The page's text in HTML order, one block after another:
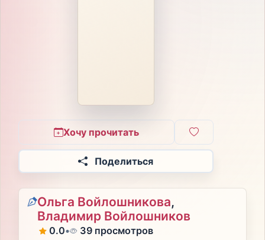
Хочу прочитать
Поделиться
Ольга Войлошникова,
Владимир Войлошников
0.0• 39 просмотров